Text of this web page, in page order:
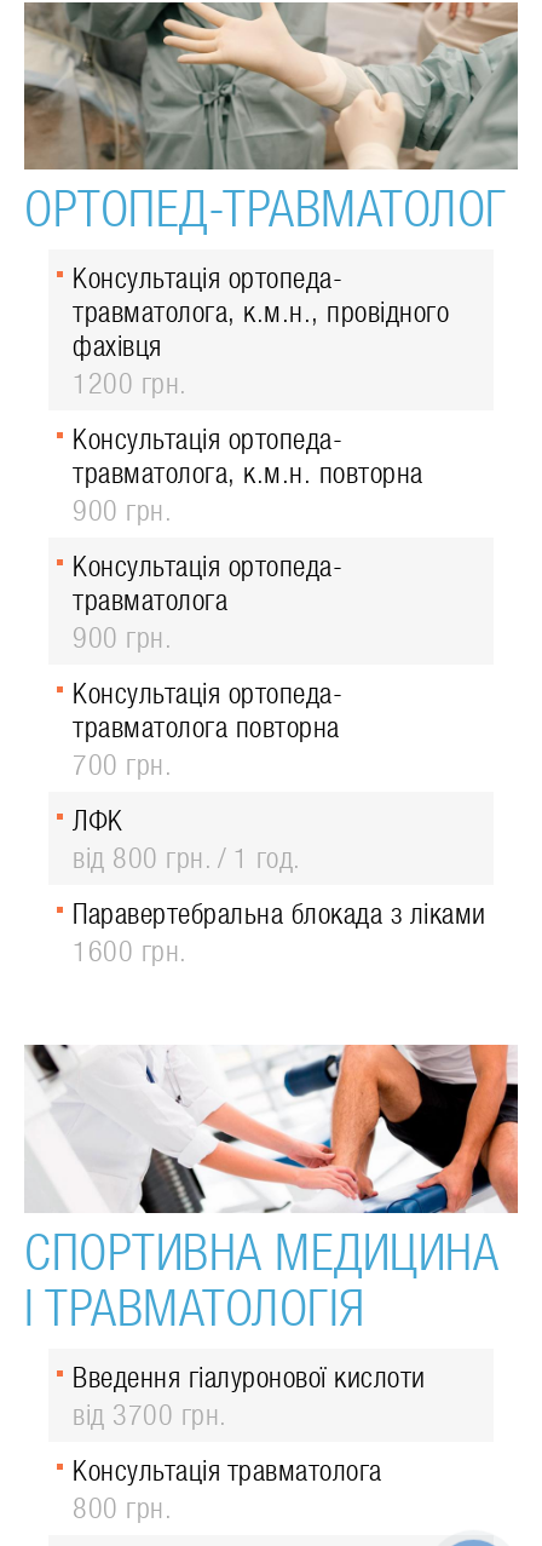
ОРТОПЕД-ТРАВМАТОЛОГ
Консультація ортопеда-
травматолога, к.м.н., провідного
фахівця
1200 грн.
Консультація ортопеда-
травматолога, к.м.н. повторна
900 грн.
Консультація ортопеда-
травматолога
900 грн.
Консультація ортопеда-
травматолога повторна
700 грн.
ЛФК
від 800 грн.
1 год.
Паравертебральна блокада з ліками
1600 грн.
СПОРТИВНА МЕДИЦИНА
І ТРАВМАТОЛОГІЯ
Введення гіалуронової кислоти
від 3700 грн.
Консультація травматолога
800 грн.